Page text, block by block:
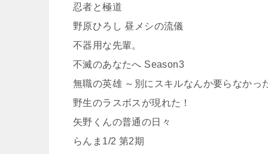
忍者と極道
野原ひろし 昼メシの流儀
不器用な先輩。
不滅のあなたへ Season3
無職の英雄 ～別にスキルなんか要らなかっ
野生のラスボスが現れた！
矢野くんの普通の日々
らんま1/2 第2期